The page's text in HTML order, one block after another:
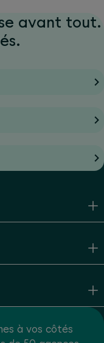
avant tout.
à vos côtés